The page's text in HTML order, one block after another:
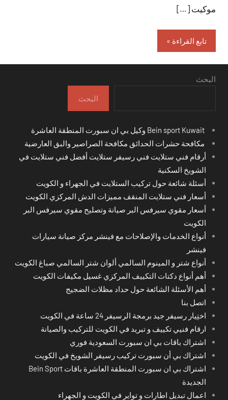
موكيت […]
تابع القراءة
البحث
البحث
مكافحة حشرات الحدائق مكافحة الصراصير والبق العارضية
أرقام فني ستلايت فني رسيفر ستلايت أفضل فني ستلايت في
الشويخ السكنية
أسئلة شائعة حول تركيب الستلايت في الجهراء و الكويت
أسعار فني ستلايت المنقف مميزات الدش المركزي الكويت
أسعار مقوي سيرفس البر صيانة وتصليح مقوي سيرفس البر
الكويت
أنواع الخدمات والإصلاحات مع فينشر مركز صيانة سيارات
فينشر
أنواع شتر و المينوم السالمي ألوان شتر السالمي صباغ الكويت
أهم أنواع دكتات التكييف المركزي غسيل مكيفات الكويت
أهم الأسئلة الشائعة حول حداد مظلات الضجيج
اتصل بنا
اختِيار رسيفر جيد برمجة الرسيفر 24 ساعة في الكويت
ارقام فنيي تكييف و تبريد في الكويت للتركيب والصيانة
اشتراك باقات بي ان سبورت السعودية فوري
اشتراك بي أن سبورت تركيب رسيفر الشويخ في الكويت
اشتراك بي ان سبورت المنطقة العاشرة باقات Bein Sport
الجديدة
اعمال تبديل اطارات و تواير في الكويت و الجهراء